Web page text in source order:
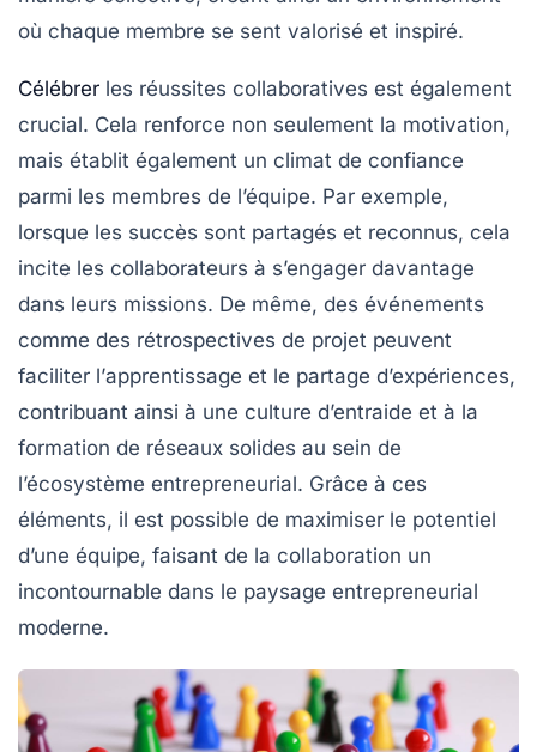
où chaque membre se sent valorisé et inspiré.
Célébrer les réussites collaboratives est également
crucial. Cela renforce non seulement la motivation,
mais établit également un climat de confiance
parmi les membres de l’équipe. Par exemple,
lorsque les succès sont partagés et reconnus, cela
incite les collaborateurs à s’engager davantage
dans leurs missions. De même, des événements
comme des rétrospectives de projet peuvent
faciliter l’apprentissage et le partage d’expériences,
contribuant ainsi à une culture d’entraide et à la
formation de réseaux solides au sein de
l’écosystème entrepreneurial. Grâce à ces
éléments, il est possible de maximiser le potentiel
d’une équipe, faisant de la collaboration un
incontournable dans le paysage entrepreneurial
moderne.